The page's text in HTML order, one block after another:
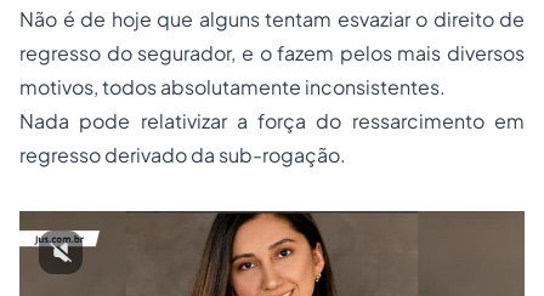
Não é de hoje que alguns tentam esvaziar o direito de
regresso do segurador, e o fazem pelos mais diversos
motivos, todos absolutamente inconsistentes.
Nada pode relativizar a força do ressarcimento em
regresso derivado da sub-rogação.